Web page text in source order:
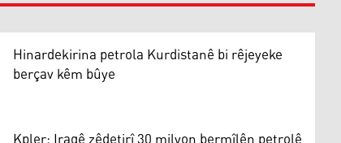
Hinardekirina petrola Kurdistanê bi rêjeyeke
berçav kêm bûye